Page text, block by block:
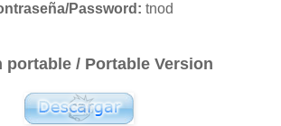
Password: tnod
portable / Portable Version